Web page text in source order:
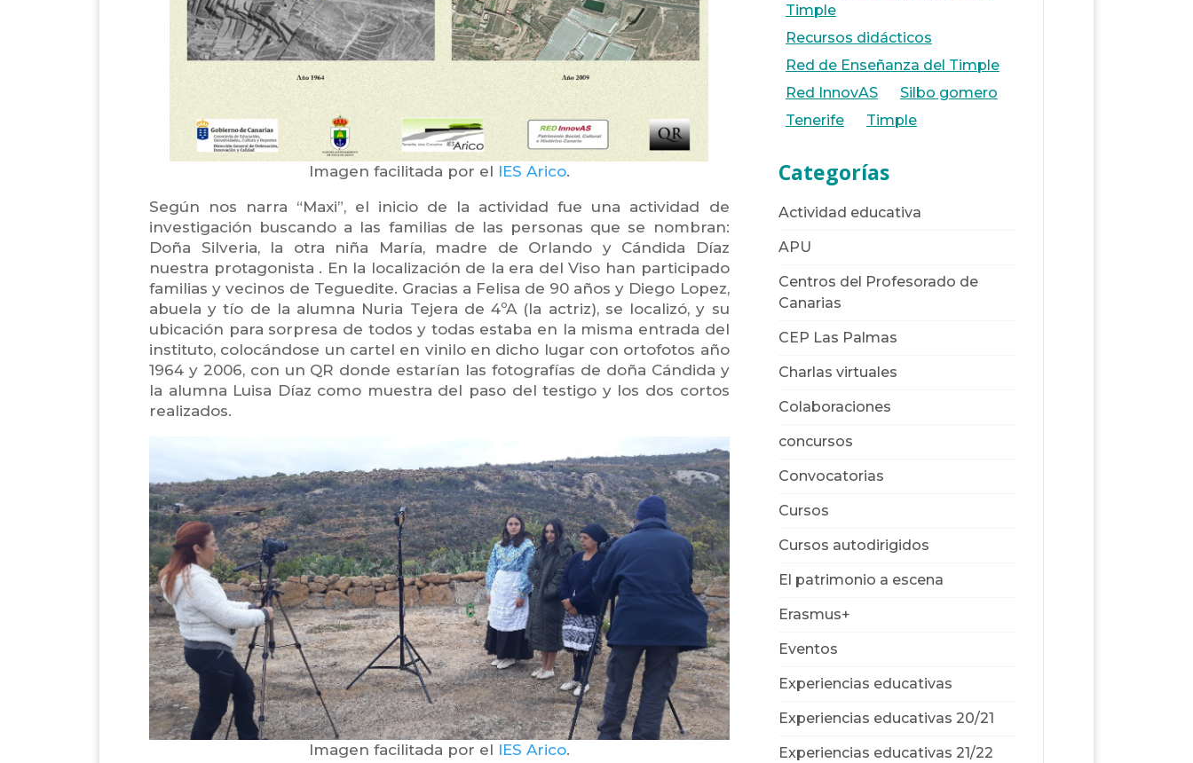
Imagen facilitada por el IES Arico.
Según nos narra “Maxi”, el inicio de la actividad fue una actividad de
investigación buscando a las familias de las personas que se nombran:
Doña Silveria, la otra niña María, madre de Orlando y Cándida Díaz
nuestra protagonista . En la localización de la era del Viso han participado
familias y vecinos de Teguedite. Gracias a Felisa de 90 años y Diego Lopez,
abuela y tío de la alumna Nuria Tejera de 4ºA (la actriz), se localizó, y su
ubicación para sorpresa de todos y todas estaba en la misma entrada del
instituto, colocándose un cartel en vinilo en dicho lugar con ortofotos año
1964 y 2006, con un QR donde estarían las fotografías de doña Cándida y
la alumna Luisa Díaz como muestra del paso del testigo y los dos cortos
realizados.
Imagen facilitada por el IES Arico.
Timple
Recursos didácticos
Red de Enseñanza del Timple
Red InnovAS
Silbo gomero
Tenerife
Timple
Categorías
Actividad educativa
APU
Centros del Profesorado de
Canarias
CEP Las Palmas
Charlas virtuales
Colaboraciones
concursos
Convocatorias
Cursos
Cursos autodirigidos
El patrimonio a escena
Erasmus+
Eventos
Experiencias educativas
Experiencias educativas 20/21
Experiencias educativas 21/22